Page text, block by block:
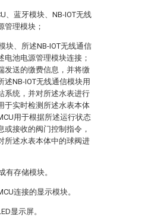
、蓝牙模块、NB-IOT无线
管理模块；
块、所述NB-IOT无线通信
池电源管理模块连接；
发送的缴费信息，并将缴
NB-IOT无线通信模块用
系统，并对所述水表进行
于实时检测所述水表本体
用于根据所述运行状态
接收的阀门控制指令，
所述水表本体中的球阀进
有存储模块。
连接的显示模块。
显示屏。